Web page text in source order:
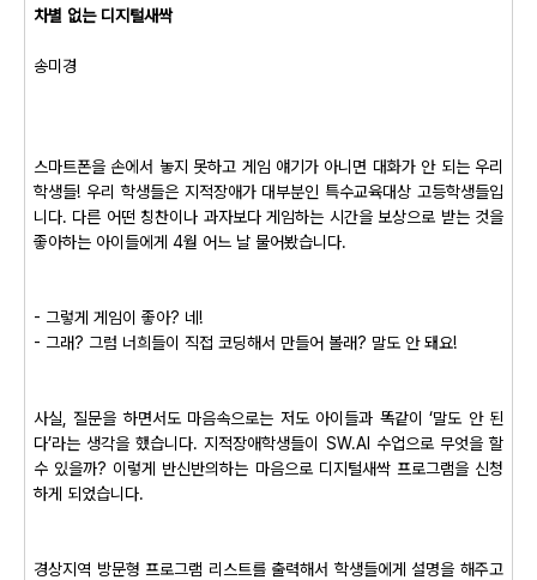
차별 없는 디지털새싹
송미경
스마트폰을 손에서 놓지 못하고 게임 얘기가 아니면 대화가 안 되는 우리
학생들! 우리 학생들은 지적장애가 대부분인 특수교육대상 고등학생들입
니다. 다른 어떤 칭찬이나 과자보다 게임하는 시간을 보상으로 받는 것을
좋아하는 아이들에게 4월 어느 날 물어봤습니다.
- 그렇게 게임이 좋아? 네!
- 그래? 그럼 너희들이 직접 코딩해서 만들어 볼래? 말도 안 돼요!
사실, 질문을 하면서도 마음속으로는 저도 아이들과 똑같이 ‘말도 안 된
다’라는 생각을 했습니다. 지적장애학생들이 SW.AI 수업으로 무엇을 할
수 있을까? 이렇게 반신반의하는 마음으로 디지털새싹 프로그램을 신청
하게 되었습니다.
경상지역 방문형 프로그램 리스트를 출력해서 학생들에게 설명을 해주고